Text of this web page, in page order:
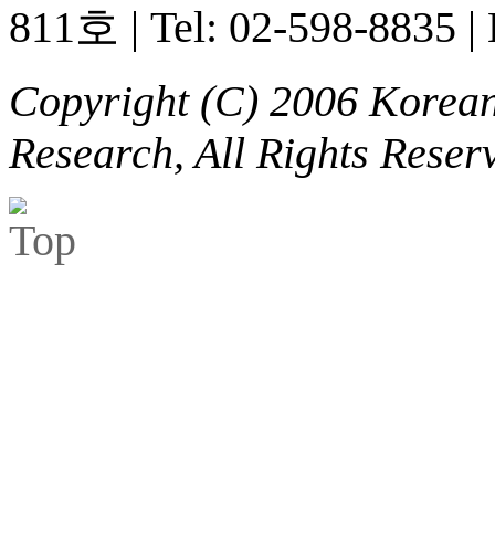
811호 | Tel: 02-598-8835 |
Copyright (C) 2006
Research, All Rights